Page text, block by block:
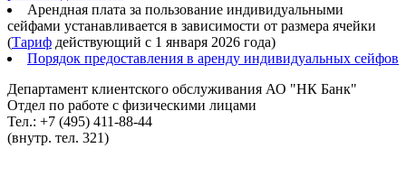
Арендная плата за пользование индивидуальными
сейфами устанавливается в зависимости от размера ячейки
(Тариф действующий с 1 января 2026 года)
Порядок предоставления в аренду индивидуальных сейфов
Департамент клиентского обслуживания АО "НК Банк"
Отдел по работе с физическими лицами
Тел.: +7 (495) 411-88-44
(внутр. тел. 321)